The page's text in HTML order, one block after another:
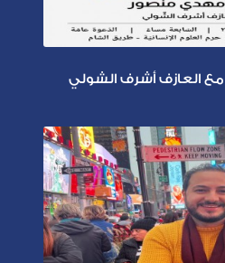
العازف أشرف الشولي